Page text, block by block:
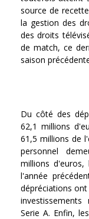
source de
la gestion des
des droits
de match, ce
saison
Du côté des
62,1 millions
61,5 millions de
personnel
millions
l'année
dépréciations
Serie A. Enfin,